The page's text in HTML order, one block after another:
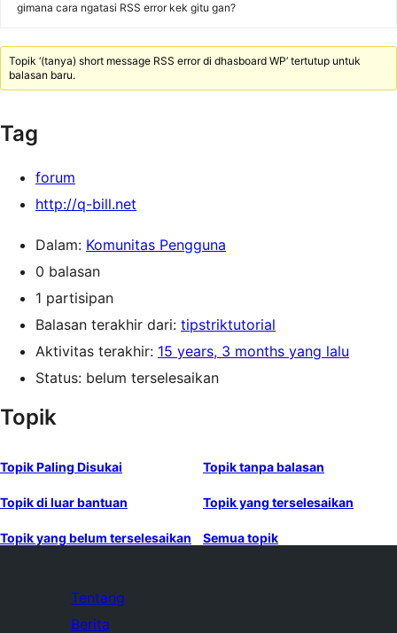
gimana cara ngatasi RSS error kek gitu gan?
Topik ‘(tanya) short message RSS error di dhasboard WP’ tertutup untuk
balasan baru.
Tag
forum
http://q-bill.net
Dalam: Komunitas Pengguna
0 balasan
1 partisipan
Balasan terakhir dari: tipstriktutorial
Aktivitas terakhir: 15 years, 3 months yang lalu
Status: belum terselesaikan
Topik
Topik Paling Disukai Topik tanpa balasan
Topik di luar bantuan Topik yang terselesaikan
Topik yang belum terselesaikan Semua topik
Tentang
Berita